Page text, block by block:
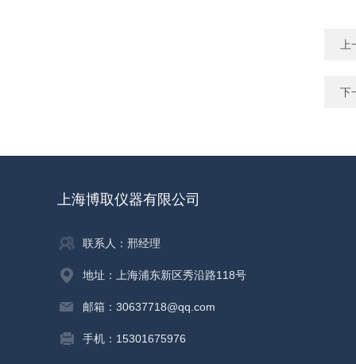
下
上海博取仪器有限公司
联系人：邢经理
地址：上海浦东新区秀沿路118号
邮箱：30637718@qq.com
手机：15301675976